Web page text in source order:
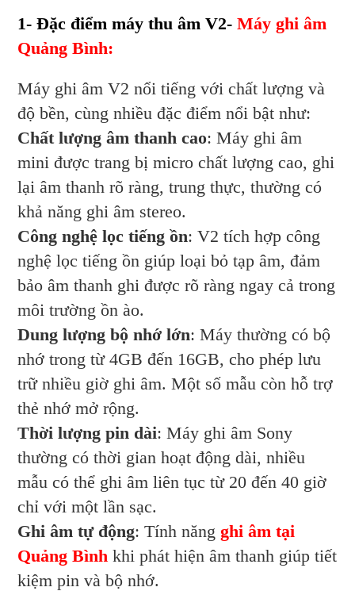
1- Đặc điểm máy thu âm V2-Máy ghi âm
Quảng Bình:
Máy ghi âm V2 nổi tiếng với chất lượng và
độ bền, cùng nhiều đặc điểm nổi bật như:
Chất lượng âm thanh cao: Máy ghi âm
mini được trang bị micro chất lượng cao, ghi
lại âm thanh rõ ràng, trung thực, thường có
khả năng ghi âm stereo.
Công nghệ lọc tiếng ồn: V2 tích hợp công
nghệ lọc tiếng ồn giúp loại bỏ tạp âm, đảm
bảo âm thanh ghi được rõ ràng ngay cả trong
môi trường ồn ào.
Dung lượng bộ nhớ lớn: Máy thường có bộ
nhớ trong từ 4GB đến 16GB, cho phép lưu
trữ nhiều giờ ghi âm. Một số mẫu còn hỗ trợ
thẻ nhớ mở rộng.
Thời lượng pin dài: Máy ghi âm Sony
thường có thời gian hoạt động dài, nhiều
mẫu có thể ghi âm liên tục từ 20 đến 40 giờ
chỉ với một lần sạc.
Ghi âm tự động: Tính năngghi âm tại
Quảng Bình khi phát hiện âm thanh giúp tiết
kiệm pin và bộ nhớ.